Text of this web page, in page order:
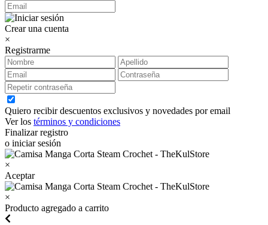
Crear una cuenta
×
Registrarme
Quiero recibir descuentos exclusivos y novedades por email
Ver los términos y condiciones
Finalizar registro
o iniciar sesión
×
Aceptar
×
Producto agregado a carrito